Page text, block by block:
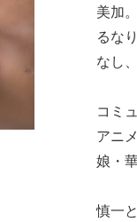
美加
るな
なし
コミ
アニ
娘・
慎一